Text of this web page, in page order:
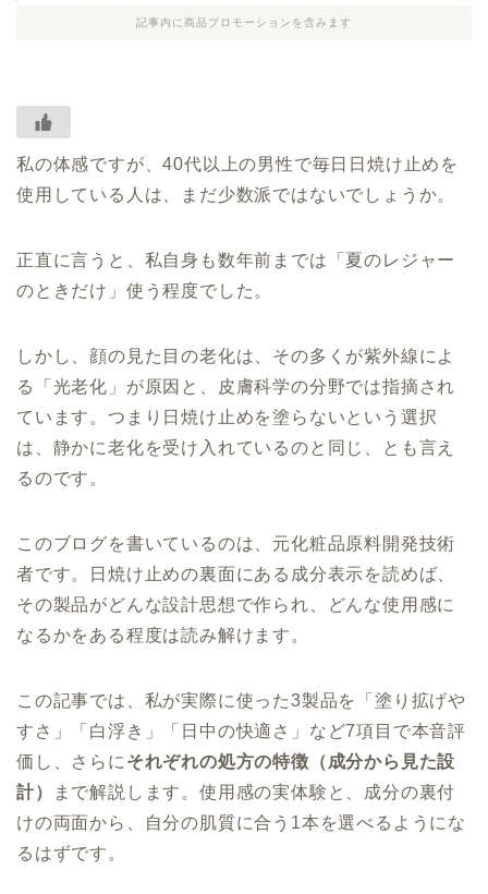
記事内に商品プロモーションを含みます
私の体感ですが、40代以上の男性で毎日日焼け止めを
使用している人は、まだ少数派ではないでしょうか。
正直に言うと、私自身も数年前までは「夏のレジャー
のときだけ」使う程度でした。
しかし、顔の見た目の老化は、その多くが紫外線によ
る「光老化」が原因と、皮膚科学の分野では指摘され
ています。つまり日焼け止めを塗らないという選択
は、静かに老化を受け入れているのと同じ、とも言え
るのです。
このブログを書いているのは、元化粧品原料開発技術
者です。日焼け止めの裏面にある成分表示を読めば、
その製品がどんな設計思想で作られ、どんな使用感に
なるかをある程度は読み解けます。
この記事では、私が実際に使った3製品を「塗り拡げや
すさ」「白浮き」「日中の快適さ」など7項目で本音評
価し、さらに それぞれの処方の特徴（成分から見た設
計）
まで解説します。使用感の実体験と、成分の裏付
けの両面から、自分の肌質に合う1本を選べるようにな
るはずです。